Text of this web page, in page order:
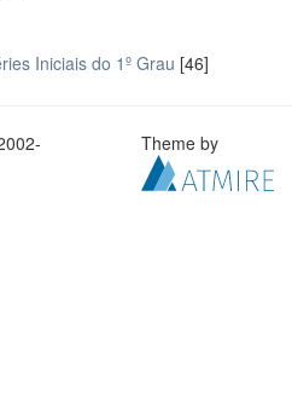
Iniciais do 1º Grau [46]
Theme by